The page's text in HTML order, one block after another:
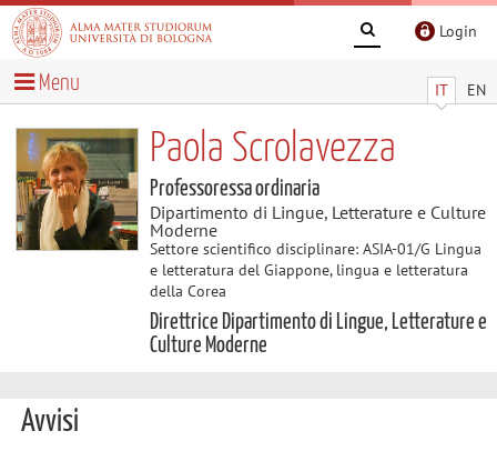
Login
IT EN
Menu
Paola Scrolavezza
Professoressa ordinaria
Dipartimento di Lingue, Letterature e Culture
Moderne
Settore scientifico disciplinare: ASIA-01/G Lingua
e letteratura del Giappone, lingua e letteratura
della Corea
Direttrice Dipartimento di Lingue, Letterature e
Culture Moderne
Avvisi